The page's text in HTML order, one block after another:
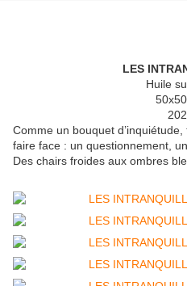
LES
Huile
Comme un bouquet
faire face : un questionnement,
Des chairs froides aux ombres